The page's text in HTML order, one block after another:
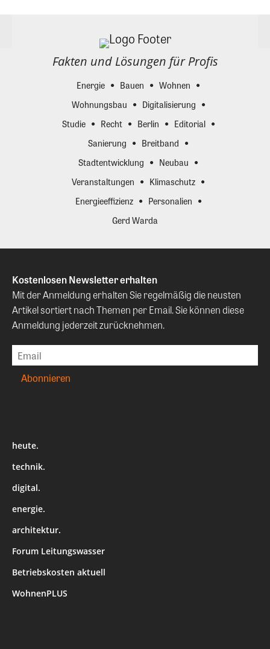
Fakten und Lösungen für Profis
Energie Bauen
Wohnen
Wohnungsbau
Digitalisierung
Studie
Recht Berlin
Editorial
Sanierung
Breitband
Stadtentwicklung
Neubau
Veranstaltungen
Klimaschutz
Energieeffizienz
Personalien
Gerd Warda
Kostenlosen Newsletter erhalten
Mit der Anmeldung erhalten Sie regelmäßig die neusten
Artikel sortiert nach Themen per Email. Sie können diese
Anmeldung jederzeit zurücknehmen.
heute.
technik.
digital.
energie.
architektur.
Forum Leitungswasser
Betriebskosten aktuell
WohnenPLUS